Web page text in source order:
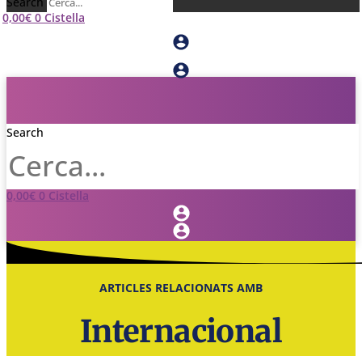
0,00€ 0 Cistella
Search
0,00€ 0 Cistella
ARTICLES RELACIONATS AMB
Internacional